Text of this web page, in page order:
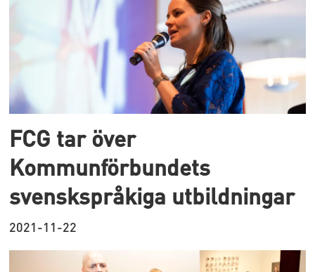
FCG tar över
Kommunförbundets
svenskspråkiga utbildningar
2021-11-22